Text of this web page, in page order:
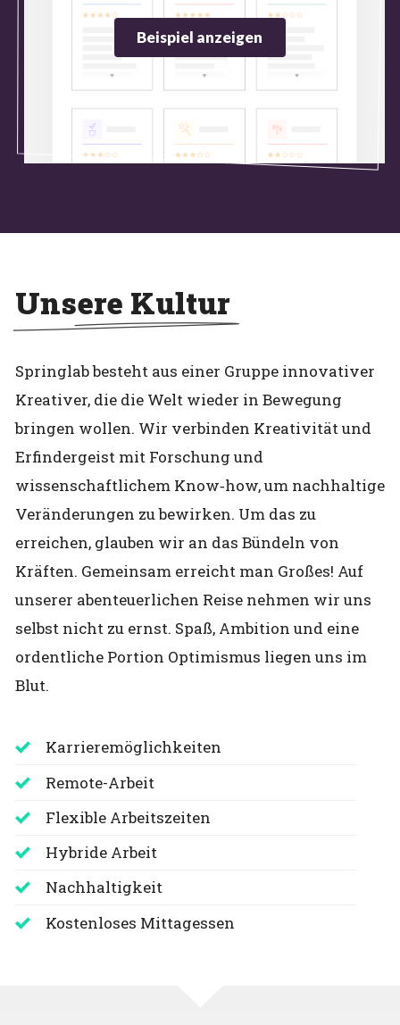
Beispiel anzeigen
Unsere Kultur
Springlab besteht aus einer Gruppe innovativer
Kreativer, die die Welt wieder in Bewegung
bringen wollen. Wir verbinden Kreativität und
Erfindergeist mit Forschung und
wissenschaftlichem Know‑how, um nachhaltige
Veränderungen zu bewirken. Um das zu
erreichen, glauben wir an das Bündeln von
Kräften. Gemeinsam erreicht man Großes! Auf
unserer abenteuerlichen Reise nehmen wir uns
selbst nicht zu ernst. Spaß, Ambition und eine
ordentliche Portion Optimismus liegen uns im
Blut.
Karrieremöglichkeiten
Remote-Arbeit
Flexible Arbeitszeiten
Hybride Arbeit
Nachhaltigkeit
Kostenloses Mittagessen